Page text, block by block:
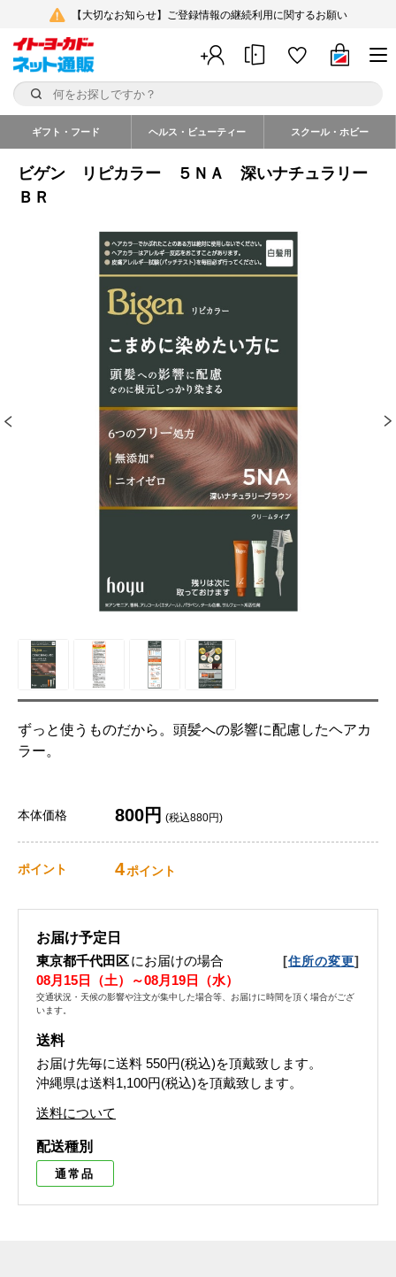
【大切なお知らせ】ご登録情報の継続利用に関するお願い
ギフト・フード ヘルス・ビューティー スクール・ホビー
ビゲン リピカラー ５ＮＡ 深いナチュラリー
ＢＲ
ずっと使うものだから。頭髪への影響に配慮したヘアカ
ラー。
本体価格 800円 (税込880円)
ポイント 4ポイント
お届け予定日
東京都千代田区にお届けの場合 [住所の変更]
08月15日（土）～08月19日（水）
交通状況・天候の影響や注文が集中した場合等、お届けに時間を頂く場合がござ
います。
送料
お届け先毎に送料 550円(税込)を頂戴致します。
沖縄県は送料1,100円(税込)を頂戴致します。
送料について
配送種別
通常品